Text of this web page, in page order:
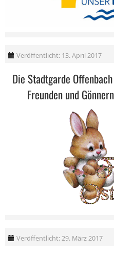
Veröffentlicht: 13. April 2017
Die Stadtgarde
Freunden und
Veröffentlicht: 29. März 2017